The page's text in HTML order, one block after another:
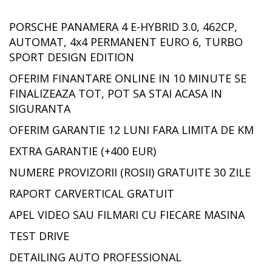
PORSCHE PANAMERA 4 E-HYBRID 3.0, 462CP,
AUTOMAT, 4x4 PERMANENT EURO 6, TURBO
SPORT DESIGN EDITION
OFERIM FINANTARE ONLINE IN 10 MINUTE SE
FINALIZEAZA TOT, POT SA STAI ACASA IN
SIGURANTA
OFERIM GARANTIE 12 LUNI FARA LIMITA DE KM
EXTRA GARANTIE (+400 EUR)
NUMERE PROVIZORII (ROSII) GRATUITE 30 ZILE
RAPORT CARVERTICAL GRATUIT
APEL VIDEO SAU FILMARI CU FIECARE MASINA
TEST DRIVE
DETAILING AUTO PROFESSIONAL